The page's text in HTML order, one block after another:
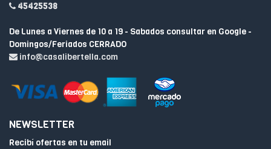
45425538
De Lunes a Viernes de 10 a 19 - Sabados consultar en Google -
Domingos/Feriados CERRADO
info@casalibertella.com
NEWSLETTER
Recibí ofertas en tu email